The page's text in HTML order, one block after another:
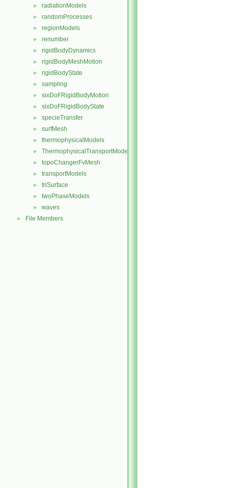
► radiationModels
► randomProcesses
► regionModels
► renumber
► rigidBodyDynamics
► rigidBodyMeshMotion
► rigidBodyState
► sampling
► sixDoFRigidBodyMotion
► sixDoFRigidBodyState
► specieTransfer
► surfMesh
► thermophysicalModels
► ThermophysicalTransportModels
► topoChangerFvMesh
► transportModels
► triSurface
► twoPhaseModels
► waves
► File Members